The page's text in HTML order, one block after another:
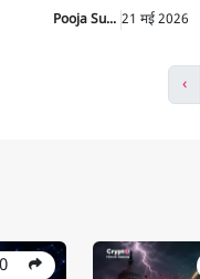
TDS में क्या बदला?
Pooja Su... 21 मई 2026
‹
0